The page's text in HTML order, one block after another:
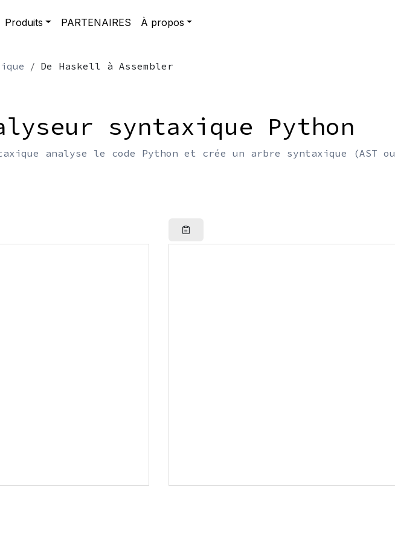
Produits PARTENAIRES À propos
De Haskell à Assembler
syntaxique Python
analyse le code Python et crée un arbre syntaxique (AST ou